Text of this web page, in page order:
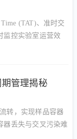
(TAT)、准时交
监控实验室运营效
管理揭秘
转，实现样品容器
器丢失与交叉污染难